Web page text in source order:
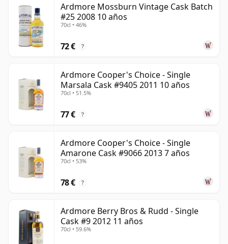
Ardmore Mossburn Vintage Cask Batch
#25 2008 10 años
70cl • 46%
72 € ?
Ardmore Cooper's Choice - Single
Marsala Cask #9405 2011 10 años
70cl • 51.5%
77 € ?
Ardmore Cooper's Choice - Single
Amarone Cask #9066 2013 7 años
70cl • 53%
78 € ?
Ardmore Berry Bros & Rudd - Single
Cask #9 2012 11 años
70cl • 59.6%